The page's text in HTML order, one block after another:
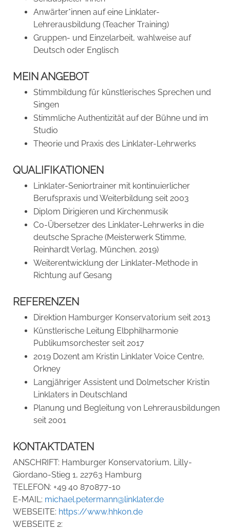
Anwärter*innen auf eine Linklater-
Lehrerausbildung (Teacher Training)
Gruppen- und Einzelarbeit, wahlweise auf
Deutsch oder Englisch
MEIN ANGEBOT
Stimmbildung für künstlerisches Sprechen und
Singen
Stimmliche Authentizität auf der Bühne und im
Studio
Theorie und Praxis des Linklater-Lehrwerks
QUALIFIKATIONEN
Linklater-Seniortrainer mit kontinuierlicher
Berufspraxis und Weiterbildung seit 2003
Diplom Dirigieren und Kirchenmusik
Co-Übersetzer des Linklater-Lehrwerks in die
deutsche Sprache (Meisterwerk Stimme,
Reinhardt Verlag, München, 2019)
Weiterentwicklung der Linklater-Methode in
Richtung auf Gesang
REFERENZEN
Direktion Hamburger Konservatorium seit 2013
Künstlerische Leitung Elbphilharmonie
Publikumsorchester seit 2017
2019 Dozent am Kristin Linklater Voice Centre,
Orkney
Langjähriger Assistent und Dolmetscher Kristin
Linklaters in Deutschland
Planung und Begleitung von Lehrerausbildungen
seit 2001
KONTAKTDATEN
ANSCHRIFT: Hamburger Konservatorium, Lilly-
Giordano-Stieg 1, 22763 Hamburg
TELEFON: +49 40 870877-10
E-MAIL: michael.petermann@linklater.de
WEBSEITE: https://www.hhkon.de
WEBSEITE 2: